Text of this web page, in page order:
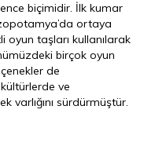
biçimidir. İlk kumar
ortaya
oyun taşları kullanılarak
birçok oyun
de
ve
varlığını sürdürmüştür.